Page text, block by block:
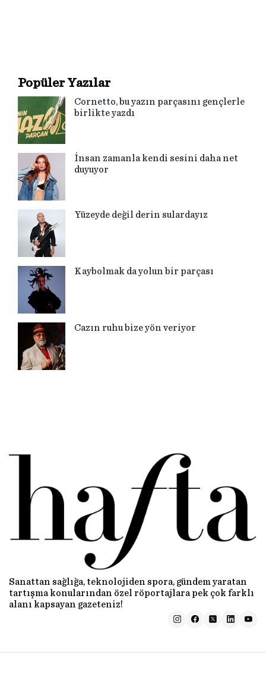
Popüler Yazılar
Cornetto, bu yazın parçasını gençlerle
birlikte yazdı
İnsan zamanla kendi sesini daha net
duyuyor
Yüzeyde değil derin sulardayız
Kaybolmak da yolun bir parçası
Cazın ruhu bize yön veriyor
Sanattan sağlığa, teknolojiden spora, gündem yaratan
tartışma konularından özel röportajlara pek çok farklı
alanı kapsayan gazeteniz!